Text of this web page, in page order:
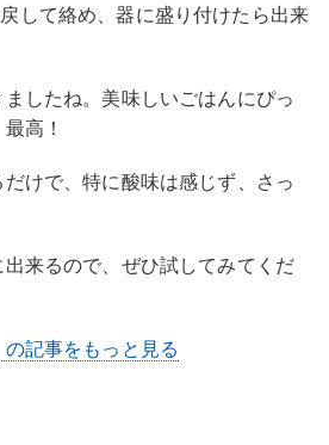
て絡め、器に盛り付けたら出来
したね。美味しいごはんにぴっ
高！
けで、特に酸味は感じず、さっ
来るので、ぜひ試してみてくだ
の記事をもっと見る